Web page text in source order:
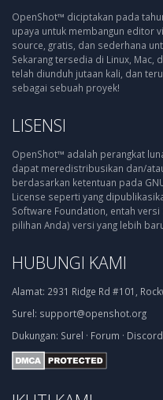
OpenShot™ diciptakan pada
upaya untuk membangun editor
source, gratis, dan sederhana
Sekarang tersedia di Linux, Mac,
telah diunduh jutaan kali, dan
sebagai sebuah proyek!
LISENSI
OpenShot™ adalah perangkat
dapat meredistribusikan dan/
berdasarkan ketentuan pada
License seperti yang
Software Foundation, entah versi
pilihan Anda) versi yang lebih
HUBUNGI KAMI
Alamat: 2931 Ridge Rd #101,
Surel: support@openshot.org
Dukungan: Surel · Forum · Discord